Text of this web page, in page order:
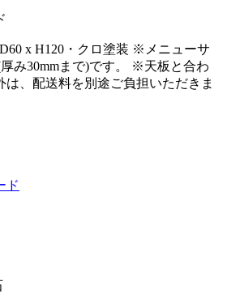
x H120・クロ塗装 ※メニューサ
み30mmまで)です。 ※天板と合わ
は、配送料を別途ご負担いただきま
ド